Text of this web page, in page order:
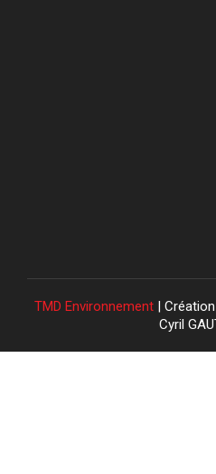
TMD Environnement | Création
Cyril